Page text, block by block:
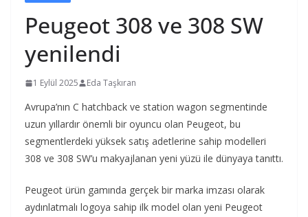
Peugeot 308 ve 308 SW
yenilendi
1 Eylül 2025 Eda Taşkıran
Avrupa’nın C hatchback ve station wagon segmentinde
uzun yıllardır önemli bir oyuncu olan Peugeot, bu
segmentlerdeki yüksek satış adetlerine sahip modelleri
308 ve 308 SW’u makyajlanan yeni yüzü ile dünyaya tanıttı.
Peugeot ürün gamında gerçek bir marka imzası olarak
aydınlatmalı logoya sahip ilk model olan yeni Peugeot